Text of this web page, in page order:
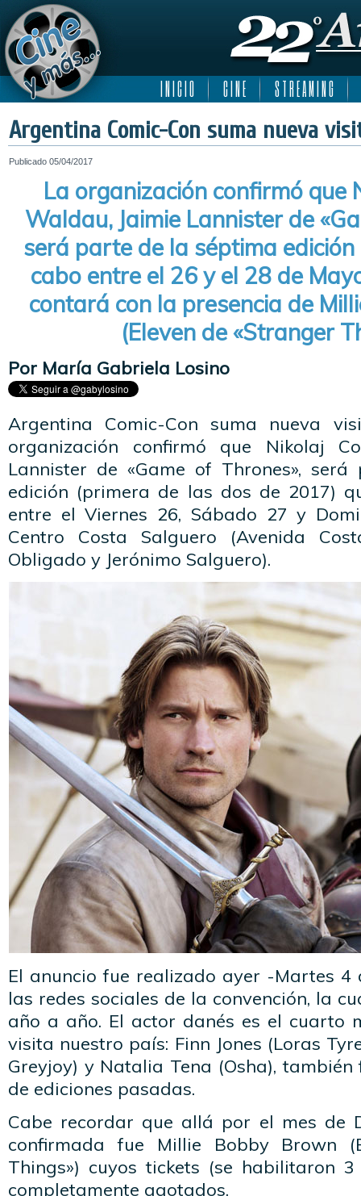
I N I C I O C I N E S T R E A M I N G
Argentina Comic-Con suma nueva
Publicado 05/04/2017
La organización confirmó que
Waldau, Jaimie Lannister de
será parte de la séptima
cabo entre el 26 y el 28 de
contará con la presencia de
(Eleven de «Stranger
Por María Gabriela Losino
Argentina Comic-Con suma nueva
organización confirmó que Nikolaj
Lannister de «Game of Thrones»,
edición (primera de las dos de 2017)
entre el Viernes 26, Sábado 27 y
Centro Costa Salguero (Avenida
Obligado y Jerónimo Salguero).
El anuncio fue realizado ayer -Martes
las redes sociales de la convención, la
año a año. El actor danés es el cuarto
visita nuestro país: Finn Jones (Loras
Greyjoy) y Natalia Tena (Osha),
de ediciones pasadas.
Cabe recordar que allá por el mes de
confirmada fue Millie Bobby Brown
Things») cuyos tickets (se habilitaron
completamente agotados.